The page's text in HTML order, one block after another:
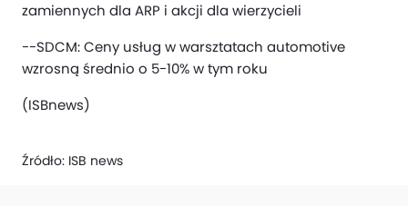
zamiennych dla ARP i akcji dla wierzycieli
--SDCM: Ceny usług w warsztatach automotive
wzrosną średnio o 5-10% w tym roku
(ISBnews)
Źródło: ISB news